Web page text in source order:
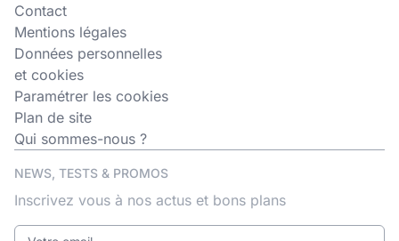
Contact
Mentions légales
Données personnelles
et cookies
Paramétrer les cookies
Plan de site
Qui sommes-nous ?
NEWS, TESTS & PROMOS
Inscrivez vous à nos actus et bons plans